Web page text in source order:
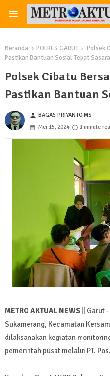
Beranda POLRES GARUT
Polsek
Pastikan Bantuan Sosial Tepat
Polsek Cibatu
Pastikan Bantuan
person BAGAS PRIYANTO MS
Mei 15, 2024
1 minute
METRO AKTUAL NEWS || Garut
Sukamerang, Kecamatan
dilaksanakan kegiatan
pemerintah pusat melalui PT.